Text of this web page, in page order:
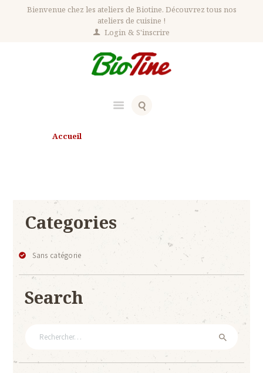
Bienvenue chez les ateliers de Biotine. Découvrez tous nos
ateliers de cuisine !
Login
S'inscrire
Accueil
Categories
Sans catégorie
Search